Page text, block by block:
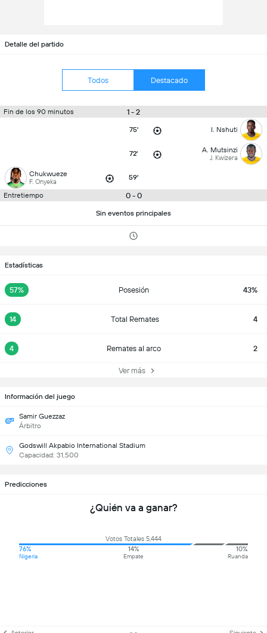
Detalle del partido
Todos Destacado
Fin de los 90 minutos 1 - 2
75' I. Nshuti
72' A. Mutsinzi
J. Kwizera
Chukwueze
F. Onyeka 59'
Entretiempo 0 - 0
Sin eventos principales
Estadísticas
57% Posesión 43%
14 Total Remates 4
4 Remates al arco 2
Ver más
Información del juego
Samir Guezzaz
Árbitro
Godswill Akpabio International Stadium
Capacidad: 31,500
Predicciones
¿Quién va a ganar?
Votos Totales 5,444
76%
Nigeria
14%
Empate
10%
Ruanda